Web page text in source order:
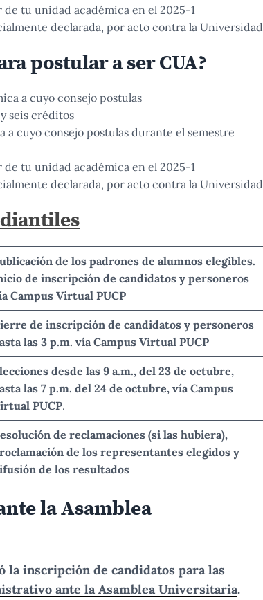
tu unidad académica en el 2025-1
declarada, por acto contra la Universidad
postular a ser CUA?
a cuyo consejo postulas
seis créditos
cuyo consejo postulas durante el semestre
tu unidad académica en el 2025-1
declarada, por acto contra la Universidad
de los padrones de alumnos elegibles.
de inscripción de candidatos y personeros
Campus Virtual PUCP
de inscripción de candidatos y personeros
las 3 p.m. vía Campus Virtual PUCP
desde las 9 a.m., del 23 de octubre,
las 7 p.m. del 24 de octubre, vía Campus
PUCP.
de reclamaciones (si las hubiera),
de los representantes elegidos y
de los resultados
la Asamblea
la inscripción de candidatos para las
ante la Asamblea Universitaria.